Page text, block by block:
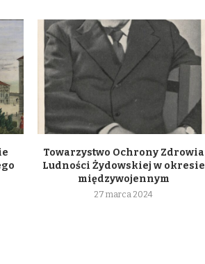
Towarzystwo Ochrony Zdrowia
Ludności Żydowskiej w okresie
międzywojennym
27 marca 2024